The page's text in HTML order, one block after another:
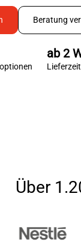
Beratung
Lieferzeit
ab 2
Über